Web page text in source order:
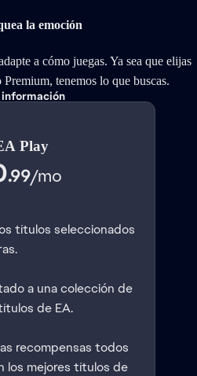
la emoción
a cómo juegas. Ya sea que elijas
tenemos lo que buscas.
información
Play
.99/mo
títulos seleccionados
a una colección de
de EA.
recompensas todos
los mejores títulos de